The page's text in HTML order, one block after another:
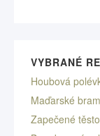
VYBRANÉ
Houbová
Maďarské
Zapečené